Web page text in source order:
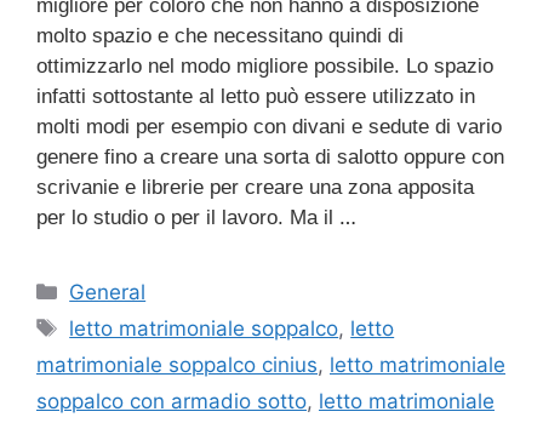
migliore per coloro che non hanno a disposizione
molto spazio e che necessitano quindi di
ottimizzarlo nel modo migliore possibile. Lo spazio
infatti sottostante al letto può essere utilizzato in
molti modi per esempio con divani e sedute di vario
genere fino a creare una sorta di salotto oppure con
scrivanie e librerie per creare una zona apposita
per lo studio o per il lavoro. Ma il …
Categorie
General
Tag
letto matrimoniale soppalco, letto
matrimoniale soppalco cinius, letto matrimoniale
soppalco con armadio sotto, letto matrimoniale